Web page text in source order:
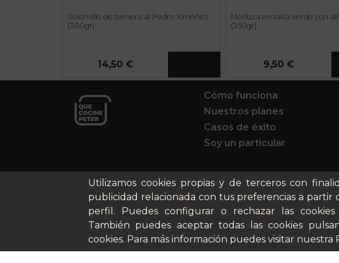
Solomillo de ternera al Pedro Ximénez
(300gr)
14,50 €
Merluza en salsa verde con
(350gr)
9,50 €
Utilizamos cookies propias y de terceros con
publicidad relacionada con tus preferencias a partir
perfil. Puedes configurar o rechazar las
También puedes aceptar todas las cookies
cookies. Para más información puedes visitar nuestra
Cómo funciona
Nuestros planes
Casos de éxito
Soy un particular